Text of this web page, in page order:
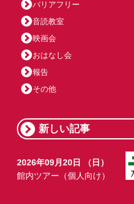
バリアフリー
音読教室
映画会
おはなし会
報告
その他
新しい記事
2026年09月20日 （日）
館内ツアー（個人向け）